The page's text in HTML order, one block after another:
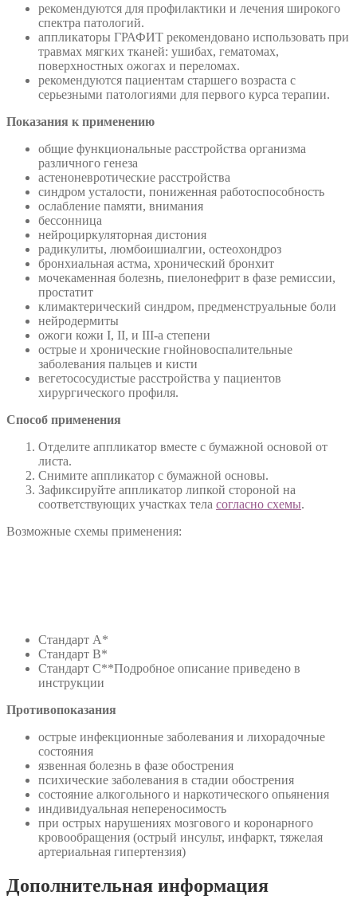
рекомендуются для профилактики и лечения широкого
спектра патологий.
аппликаторы ГРАФИТ рекомендовано использовать при
травмах мягких тканей: ушибах, гематомах,
поверхностных ожогах и переломах.
рекомендуются пациентам старшего возраста с
серьезными патологиями для первого курса терапии.
Показания к применению
общие функциональные расстройства организма
различного генеза
астеноневротические расстройства
синдром усталости, пониженная работоспособность
ослабление памяти, внимания
бессонница
нейроциркуляторная дистония
радикулиты, люмбоишиалгии, остеохондроз
бронхиальная астма, хронический бронхит
мочекаменная болезнь, пиелонефрит в фазе ремиссии,
простатит
климактерический синдром, предменструальные боли
нейродермиты
ожоги кожи I, II, и III-a степени
острые и хронические гнойновоспалительные
заболевания пальцев и кисти
вегетососудистые расстройства у пациентов
хирургического профиля.
Способ применения
Отделите аппликатор вместе с бумажной основой от
листа.
Снимите аппликатор с бумажной основы.
Зафиксируйте аппликатор липкой стороной на
соответствующих участках тела согласно схемы.
Возможные схемы применения:
Стандарт А*
Стандарт В*
Стандарт С**Подробное описание приведено в
инструкции
Противопоказания
острые инфекционные заболевания и лихорадочные
состояния
язвенная болезнь в фазе обострения
психические заболевания в стадии обострения
состояние алкогольного и наркотического опьянения
индивидуальная непереносимость
при острых нарушениях мозгового и коронарного
кровообращения (острый инсульт, инфаркт, тяжелая
артериальная гипертензия)
Дополнительная информация